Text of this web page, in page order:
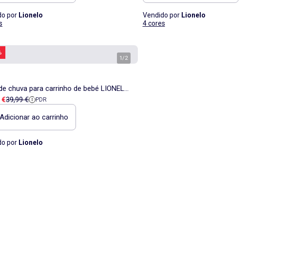
por Lionelo
Vendido por Lionelo
4 cores
1/2
chuva para carrinho de bebé LIONELO
de venda
Preço de referência
39,99 € PDR
Adicionar ao carrinho
por Lionelo